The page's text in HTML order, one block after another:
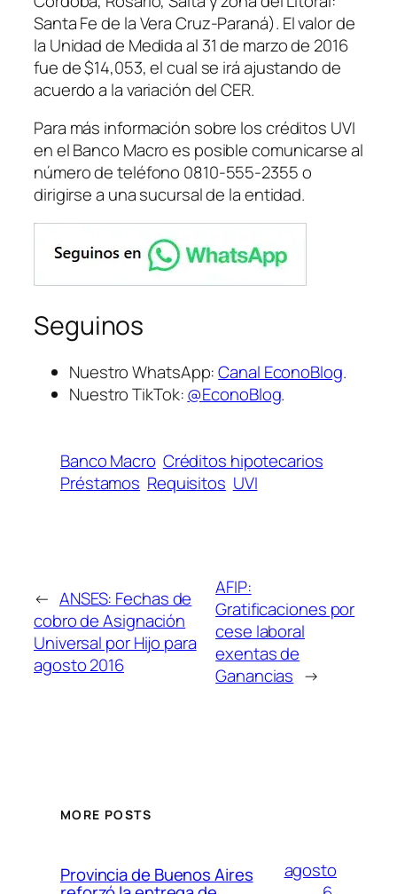
Santa Fe de la Vera Cruz-Paraná). El valor de
la Unidad de Medida al 31 de marzo de 2016
fue de $14,053, el cual se irá ajustando de
acuerdo a la variación del CER.
Para más información sobre los créditos UVI
en el Banco Macro es posible comunicarse al
número de teléfono 0810-555-2355 o
dirigirse a una sucursal de la entidad.
Seguinos
Nuestro WhatsApp:Canal EconoBlog.
Nuestro TikTok:@EconoBlog.
Banco Macro Créditos hipotecarios
Préstamos Requisitos UVI
← ANSES: Fechas de
cobro de Asignación
Universal por Hijo para
agosto 2016
AFIP:
Gratificaciones por
cese laboral
exentas de
Ganancias →
MORE POSTS
Provincia de Buenos Aires
agosto